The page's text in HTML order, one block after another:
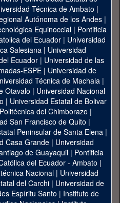
Técnica de Ambato |
Autónoma de los Andes|
Equinoccial| Pontificia
del Ecuador | Universidad
Salesiana | Universidad
Ecuador | Universidad de las
ESPE | Universidad de
Técnica de Machala|
Otavalo | Universidad Nacional
| Universidad Estatal de Bolivar
del Chimborazo |
San Francisco de Quito |
Peninsular de Santa Elena|
Casa Grande | Universidad
de Guayaquil| Pontificia
del Ecuador - Ambato |
Nacional| Universidad
del Carchi| Universidad de
Espíritu Santo | Instituto de